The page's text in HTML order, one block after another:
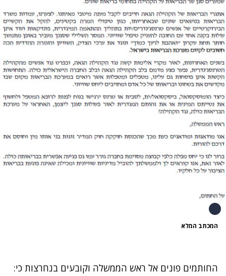
המכתב המלא
החותמים פונים אל ראש הממשלה וקובעים בנחרצות כי: